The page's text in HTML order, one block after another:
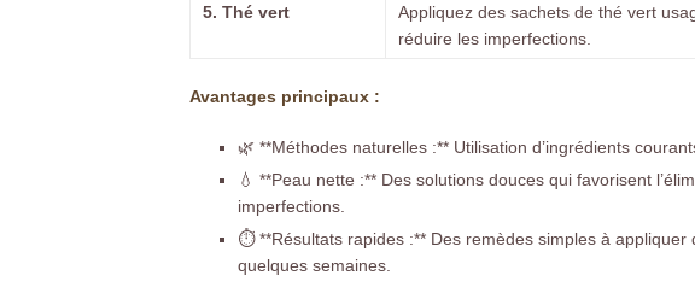
5. Thé vert
Appliquez des sachets de thé vert
réduire les imperfections.
Avantages principaux :
🌿 **Méthodes naturelles :** Utilisation d’ingrédients
💧 **Peau nette :** Des solutions douces qui favorisent
imperfections.
⏱️ **Résultats rapides :** Des remèdes simples à
quelques semaines.